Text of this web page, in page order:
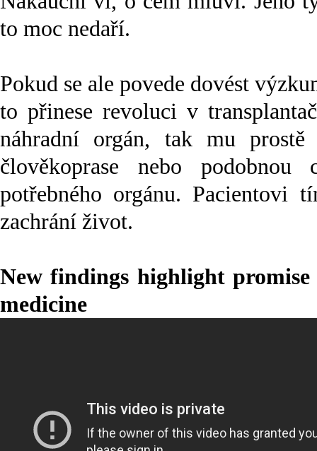
to moc nedaří.
Pokud se ale povede dovést
to přinese revoluci v
náhradní orgán, tak mu
člověkoprase nebo
potřebného orgánu.
zachrání život.
New findings highlight
medicine